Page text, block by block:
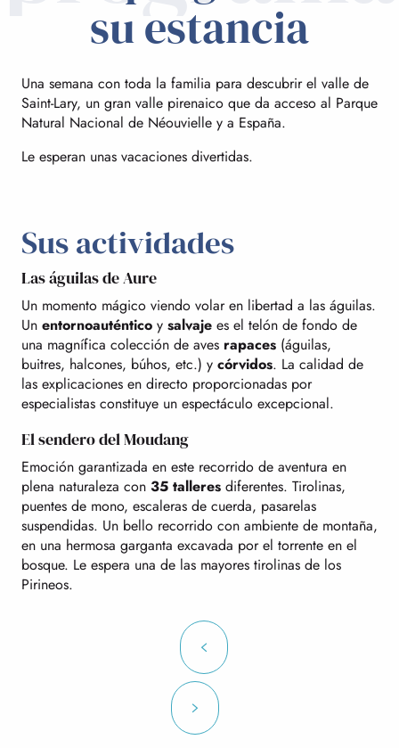
su estancia
Una semana con toda la familia para descubrir el valle de
Saint-Lary, un gran valle pirenaico que da acceso al Parque
Natural Nacional de Néouvielle y a España.
Le esperan unas vacaciones divertidas.
Sus actividades
Las águilas de Aure
Un momento mágico viendo volar en libertad a las águilas.
Un entornoauténtico y salvaje es el telón de fondo de
una magnífica colección de aves rapaces (águilas,
buitres, halcones, búhos, etc.) y córvidos. La calidad de
las explicaciones en directo proporcionadas por
especialistas constituye un espectáculo excepcional.
El sendero del Moudang
Emoción garantizada en este recorrido de aventura en
plena naturaleza con 35 talleres diferentes. Tirolinas,
puentes de mono, escaleras de cuerda, pasarelas
suspendidas. Un bello recorrido con ambiente de montaña,
en una hermosa garganta excavada por el torrente en el
bosque. Le espera una de las mayores tirolinas de los
Pirineos.